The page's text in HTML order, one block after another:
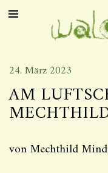
24. März 2023
AM
von Mechthild